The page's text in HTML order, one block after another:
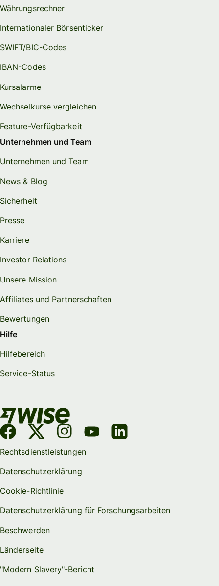
Währungsrechner
Internationaler Börsenticker
SWIFT/BIC-Codes
IBAN-Codes
Kursalarme
Wechselkurse vergleichen
Feature-Verfügbarkeit
Unternehmen und Team
Unternehmen und Team
News & Blog
Sicherheit
Presse
Karriere
Investor Relations
Unsere Mission
Affiliates und Partnerschaften
Bewertungen
Hilfe
Hilfebereich
Service-Status
Rechtsdienstleistungen
Datenschutzerklärung
Cookie-Richtlinie
Datenschutzerklärung für Forschungsarbeiten
Beschwerden
Länderseite
"Modern Slavery"-Bericht